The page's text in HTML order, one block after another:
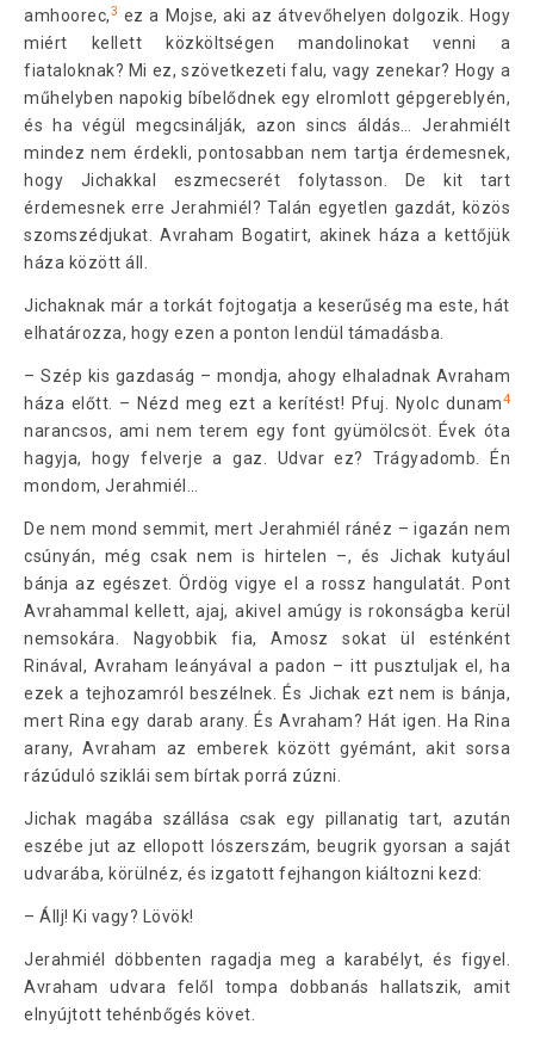
amhoorec,3 ez a Mojse, aki az átvevőhelyen dolgozik. Hogy
miért kellett közköltségen mandolinokat venni a
fiataloknak? Mi ez, szövetkezeti falu, vagy zenekar? Hogy a
műhelyben napokig bíbelődnek egy elromlott gépgereblyén,
és ha végül megcsinálják, azon sincs áldás… Jerahmiélt
mindez nem érdekli, pontosabban nem tartja érdemesnek,
hogy Jichakkal eszmecserét folytasson. De kit tart
érdemesnek erre Jerahmiél? Talán egyetlen gazdát, közös
szomszédjukat. Avraham Bogatirt, akinek háza a kettőjük
háza között áll.
Jichaknak már a torkát fojtogatja a keserűség ma este, hát
elhatározza, hogy ezen a ponton lendül támadásba.
– Szép kis gazdaság – mondja, ahogy elhaladnak Avraham
háza előtt. – Nézd meg ezt a kerítést! Pfuj. Nyolc dunam4
narancsos, ami nem terem egy font gyümölcsöt. Évek óta
hagyja, hogy felverje a gaz. Udvar ez? Trágyadomb. Én
mondom, Jerahmiél…
De nem mond semmit, mert Jerahmiél ránéz – igazán nem
csúnyán, még csak nem is hirtelen –, és Jichak kutyául
bánja az egészet. Ördög vigye el a rossz hangulatát. Pont
Avrahammal kellett, ajaj, akivel amúgy is rokonságba kerül
nemsokára. Nagyobbik fia, Amosz sokat ül esténként
Rinával, Avraham leányával a padon – itt pusztuljak el, ha
ezek a tejhozamról beszélnek. És Jichak ezt nem is bánja,
mert Rina egy darab arany. És Avraham? Hát igen. Ha Rina
arany, Avraham az emberek között gyémánt, akit sorsa
rázúduló sziklái sem bírtak porrá zúzni.
Jichak magába szállása csak egy pillanatig tart, azután
eszébe jut az ellopott lószerszám, beugrik gyorsan a saját
udvarába, körülnéz, és izgatott fejhangon kiáltozni kezd:
– Állj! Ki vagy? Lövök!
Jerahmiél döbbenten ragadja meg a karabélyt, és figyel.
Avraham udvara felől tompa dobbanás hallatszik, amit
elnyújtott tehénbőgés követ.